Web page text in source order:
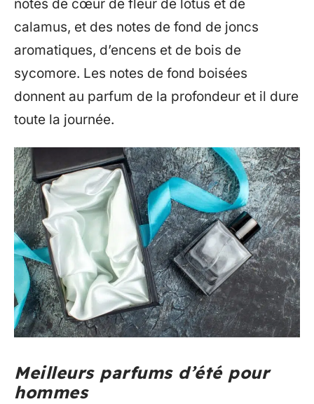
notes de cœur de fleur de lotus et de
calamus, et des notes de fond de joncs
aromatiques, d’encens et de bois de
sycomore. Les notes de fond boisées
donnent au parfum de la profondeur et il dure
toute la journée.
Meilleurs parfums d’été pour
hommes